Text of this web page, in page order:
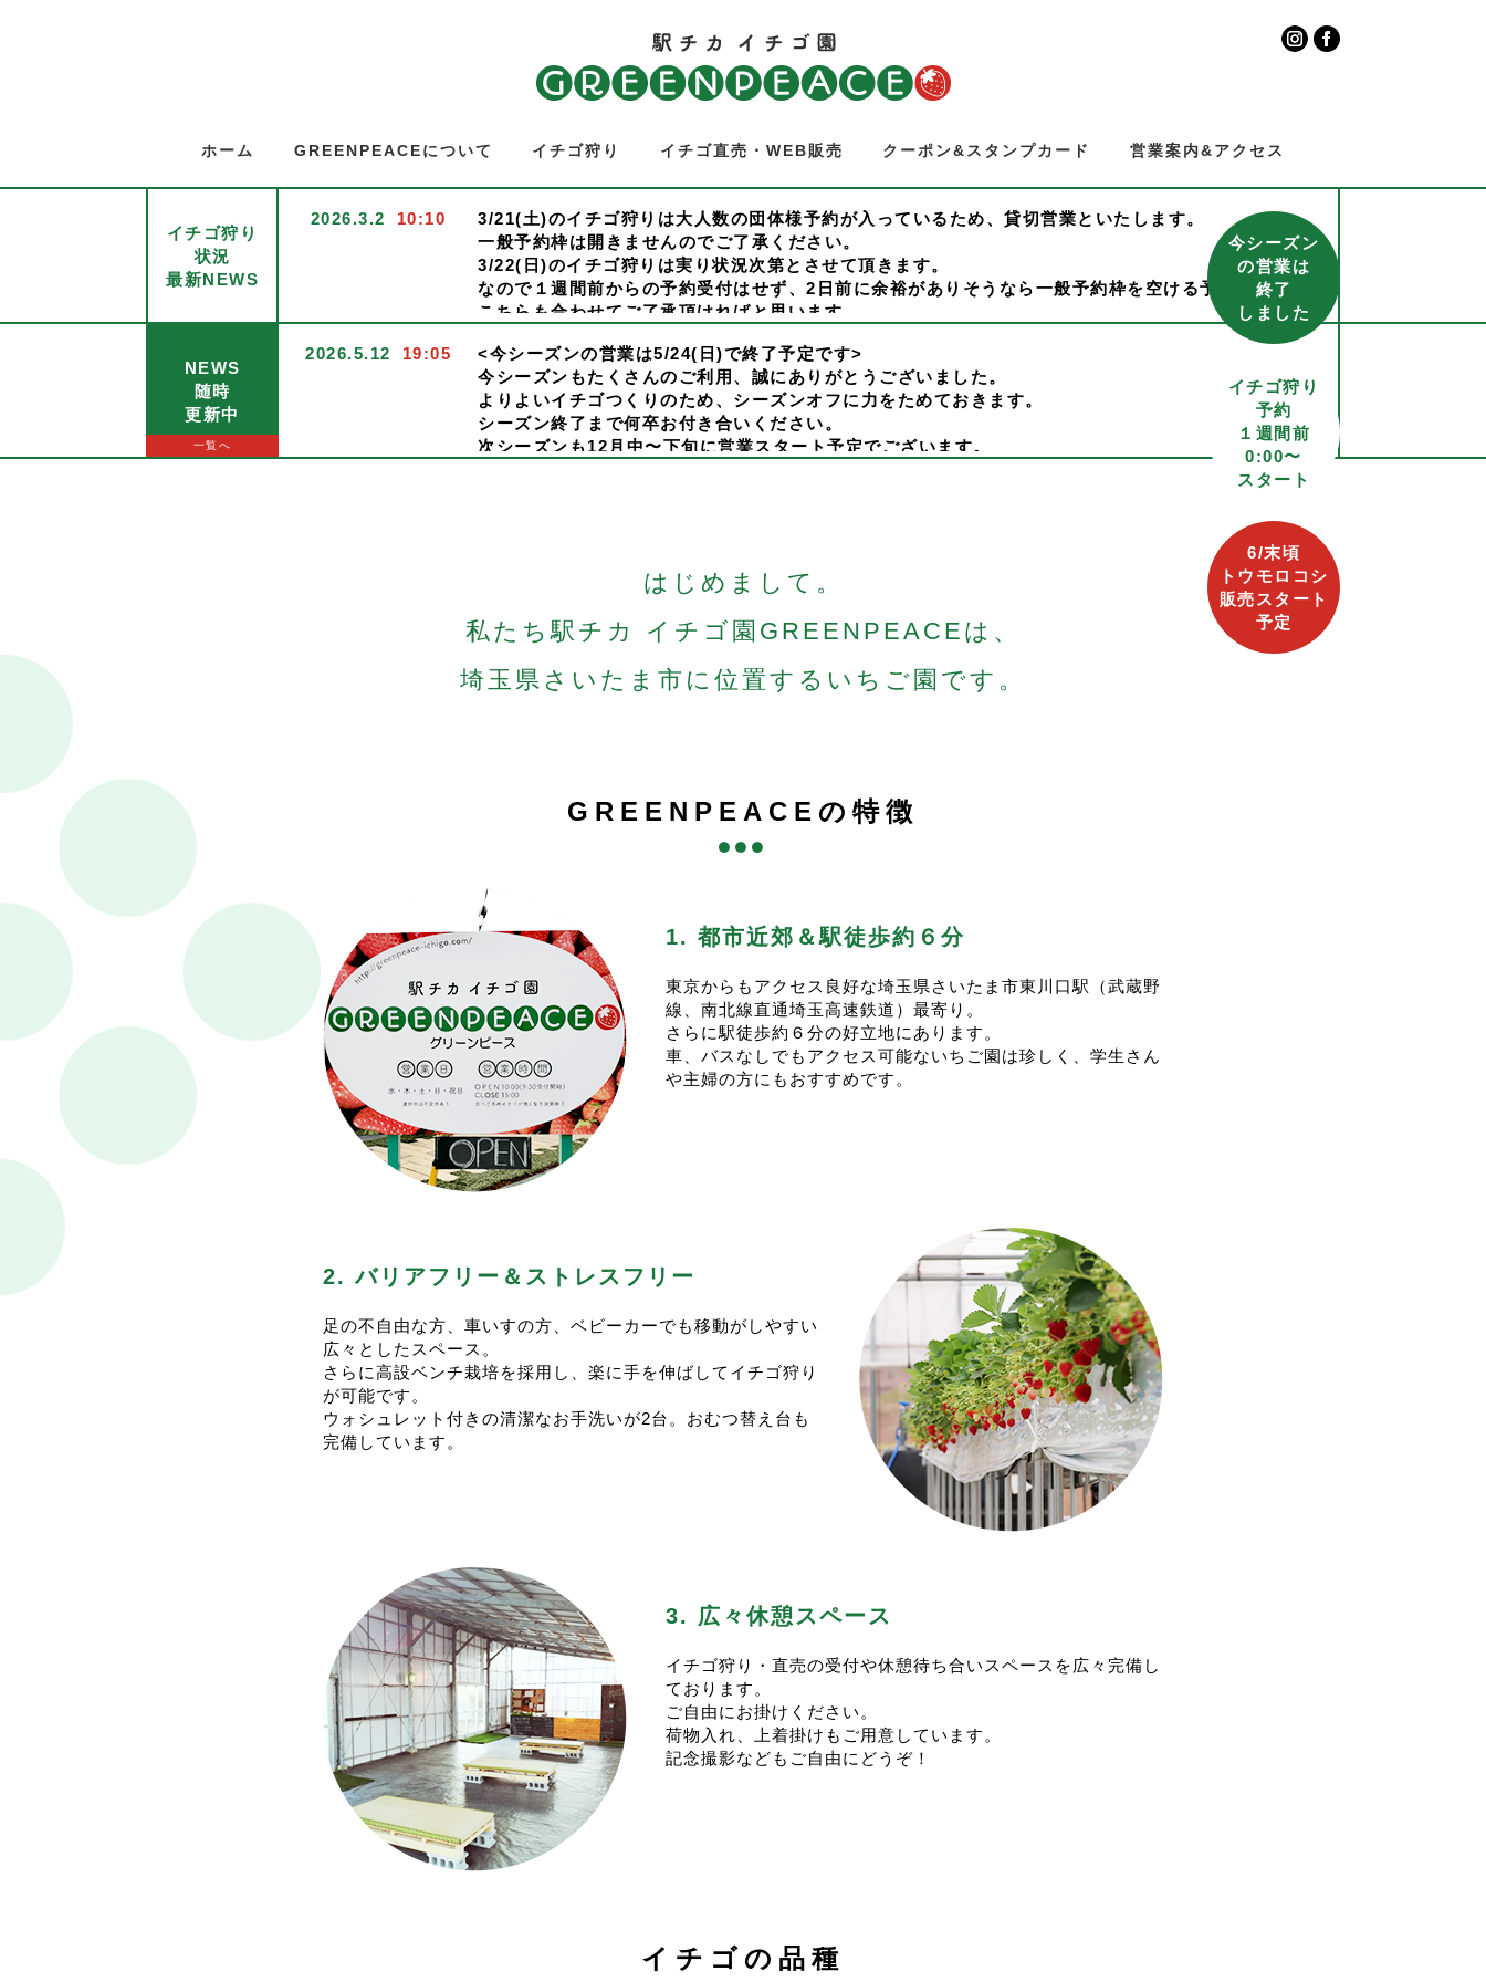
ホーム GREENPEACEについて イチゴ狩り イチゴ直売・WEB販売 クーポン&スタンプカード 営業案内&アクセス
今シーズン
の営業は
終了
しました
イチゴ狩り
予約
１週間前
0:00〜
スタート
6/末頃
トウモロコシ
販売スタート
予定
イチゴ狩り
状況
最新NEWS
2026.3.2 10:10
3/21(土)のイチゴ狩りは大人数の団体様予約が入っているため、貸切営業といたします。
一般予約枠は開きませんのでご了承ください。
3/22(日)のイチゴ狩りは実り状況次第とさせて頂きます。
なので１週間前からの予約受付はせず、2日前に余裕がありそうなら一般予約枠を空ける予定です。
こちらも合わせてご了承頂ければと思います。
ご来園お待ち申し上げております。
<イチゴ狩り通常営業について>
1/21(水)からイチゴ狩りも(水)(木)(土)(日)の週4通常営業といたします。
1/18(日)までは(木)(日)のみのイチゴ狩り営業となります。
皆様のご来園、心よりお待ち申し上げております。
<イチゴ狩り開始のご案内>
今シーズンのイチゴ狩りは1/15(木)から開始いたします。
予約開始は例年通り、1週間前の0:00スタートとなります。
催行2日前の枠追加も例年同様となります。
また、1/11(日)もイレギュラーでイチゴ狩りを行います。
今シーズンはじめのイチゴ狩り、ぜひご検討ください。
<2025-26シーズンのイチゴ狩りの予約に関して>
今シーズンのイチゴ狩りは１月初旬スタート予定ですが、例年に比べて少し先行きが見ずらいです。
場合によっては２月頃までスタートがずれ込む可能性もございます。
決定次第こちらにＵＰしますので、もう少々お待ちください。
ご予約は例年通り、催行日１週間前からの開始となる予定です。
皆様のご来園を心よりお待ちしております。
2024.12.26 19:35
<イチゴ狩りの予約に関して>
今シーズンのイチゴ狩りは1/4(土)スタート予定です。
今年も”一週間前のAM0:00から”の予約開始となります。
今シーズンも実り状況を見て受入人数を増やします。
実りが問題なければ、催行日の2日前のAM9:00頃から予約第二弾として受入人数を追加しますので、そ
ちらもお試しくださいませ。
当園のイチゴ狩りはお客様に十分な量の赤い実を保証しておりますが、時間帯や実り状況によっては品種
の偏りがある可能性ございます。
＜べにたま＞が新しい品種として加わりましたが、実りの少ない時期もあります。
極端に少ない品種がある場合は、２品種のご用意となる割引プランを用意する対応となります。ご了承く
ださい。
一先ずは３品種プランで始めさせて頂きますが、11:00スタートの回のみとなる予定です。
現状１月中旬前後はべにたまを除くプランのご用意となりそうです。
今シーズンもたくさんのご来園をお待ちしております。
2023.12.27 15:54
今シーズンのイチゴ狩りは1/4(木)スタート予定です。
今年から”一週間前のAM0:00から”の予約開始となります。
今シーズンはキャンセル待ちの受付はいたしませんのでご注意ください。
ませ。
予約枠が増えない場合もございます。
今シーズンもたくさんのご来園をお待ちしております。
2022.12.8 17:09
<イチゴ狩りの予約に関して>
今シーズンのイチゴ狩りは1/4(水)スタート予定です。
今年から”一週間前のAM9:00から”の予約開始となります。
前年は10日前からの予約開始でしたが、イチゴの実り状況を見極めるために変更いたします。
ご注意くださいませ。
引き続き感染症対策のため人数を絞ってのご案内をしておりますので、ご予約が混み合ってしまうことも
予想されます。
ご了承頂ければと思います。
キャンセル待ちの受け付けも行っておりますので、ご利用ください。
キャンセルが出てご予約が確定したお客様には予約確定の自動メールが送られますので、ご確認の上ご来
NEWS
随時
更新中
2026.5.12 19:05
<今シーズンの営業は5/24(日)で終了予定です>
今シーズンもたくさんのご利用、誠にありがとうございました。
よりよいイチゴつくりのため、シーズンオフに力をためておきます。
シーズン終了まで何卒お付き合いください。
次シーズンも12月中〜下旬に営業スタート予定でございます。
今シーズンは12/18(木)スタートいたしますが、その後、年内の営業日は（水）（土）のみ、週2といたし
12月18.20.24.27.31が年内の営業となります。
※収穫量に余裕がありましたら臨時オープンします。その場合はインスタやHPにてpostします。
また、イチゴ狩りは例年１月上旬にオープンしておりましたが、こちらも様子をみてpostいたします。
続報をお待ち頂ければと思います。
年末は12/31(水)まで営業
<2025-26シーズンのイチゴ販売は12/18(木)にOPENいたします>
イチゴはだんだんと赤らんできてくれている状況です。
あまりんは晩成品種のため、年末～年明けの販売開始となります。ご注意ください。
イチゴ狩りは１月上旬からのご案内予定ですが、追って更新いたします。
皆様のご来園を心よりお待ちしております。
2025.6.25 11:36
トウモロコシ&冷凍イチゴ販売
6/28(土)からスタートいたします！
今シーズンオフもトウモロコシの収獲が始まります。
営業日は毎週 (火) (木) (土) といたします。
営業時間は10:00〜売り切れ次第終了となります。
13:00頃には終了することが多いです。
例年通り冷凍イチゴとともに販売を開始いたします。
イレギュラー営業となる場合は都度postいたします。
夏の間も、宜しくお願い致します。
ゴールデンウイーク期間の営業は、通常通りの営業といたします。
イチゴの販売も通常通り行います。
2025.3.5 12:26
団体様貸切となります。ご了承ください。
予約サイトの枠は空きませんのでご注意ください。
また、イチゴの販売もお休みさせて頂きます。ご了承下さい。
今年は31日まで営業しますが、そのかわり少し変則営業となります。
イチゴ狩りも始める予定ですが、改めて投稿いたします。
2024.12.9 18:36
<2024-25シーズンのイチゴ販売は12/15(日)にOPENいたします>
今年もイチゴのシーズンがやってまいりました！
今シーズンから新たに栽培ハウスを増設しました。
より多くのお客様をご案内できるよう努めてまいります。
また、今シーズンからあまりんは販売限定の品種となります。
代わりにイチゴ狩りには県産最新品種のべにたまをご用意しておりますので、ぜひご賞味ください。
イチゴ狩りは１月上旬からのご案内となります。
2024.5.12 23:56
<今シーズンの営業は5/23(木)で終了いたします>
2023-24シーズンもたくさんのご利用、誠にありがとうございました。
毎年のことですがシーズンオフは約半年間営業をしないので、お客様方のお顔を拝見できないことを寂し
く思います。
今シーズンのイチゴ狩りは「３品種通常プラン」と「あまりんも食べれる!!プレミアムプラン」の２つの
一覧へ
はじめまして。
私たち駅チカ イチゴ園 GREENPEACEは、
埼玉県 さいたま市に 位置する いちご園です。
GREENPEACEの特徴
1. 都市近郊＆駅徒歩約６分
東京からもアクセス良好な埼玉県さいたま市東川口駅（武蔵野
線、南北線直通埼玉高速鉄道）最寄り。
さらに駅徒歩約６分の好立地にあります。
車、バスなしでもアクセス可能ないちご園は珍しく、学生さん
や主婦の方にもおすすめです。
2. バリアフリー＆ストレスフリー
足の不自由な方、車いすの方、ベビーカーでも移動がしやすい
広々としたスペース。
さらに高設ベンチ栽培を採用し、楽に手を伸ばしてイチゴ狩り
が可能です。
ウォシュレット付きの清潔なお手洗いが2台。おむつ替え台も
完備しています。
3. 広々休憩スペース
イチゴ狩り・直売の受付や休憩待ち合いスペースを広々完備し
ております。
ご自由にお掛けください。
荷物入れ、上着掛けもご用意しています。
記念撮影などもご自由にどうぞ！
イチゴの品種